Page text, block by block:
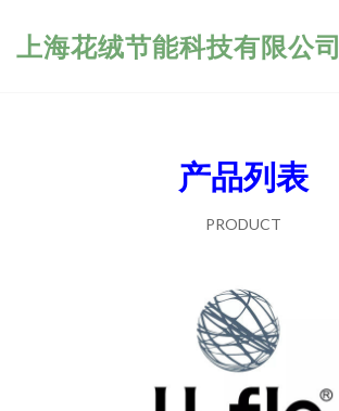
上海花绒节能科技有限公司
产品列表
PRODUCT